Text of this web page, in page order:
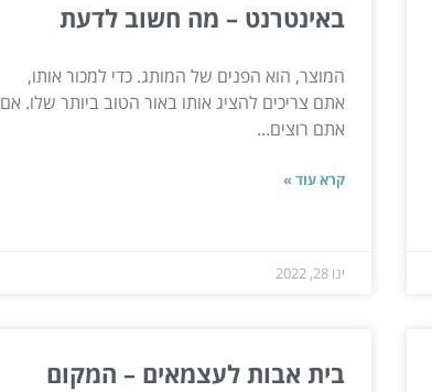
באינטרנט – מה חשוב לדעת
המוצר, הוא הפנים של המותג. כדי למכור אותו,
אתם צריכים להציג אותו באור הטוב ביותר שלו. אם
אתם רוצים...
קרא עוד »
ינו 28, 2022
בית אבות לעצמאים – המקום